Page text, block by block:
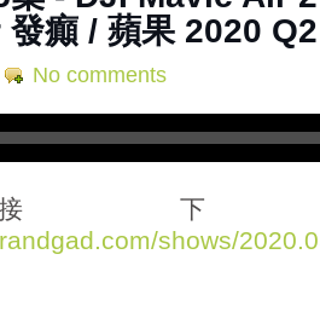
癲 / 蘋果 2020
No comments
shows/